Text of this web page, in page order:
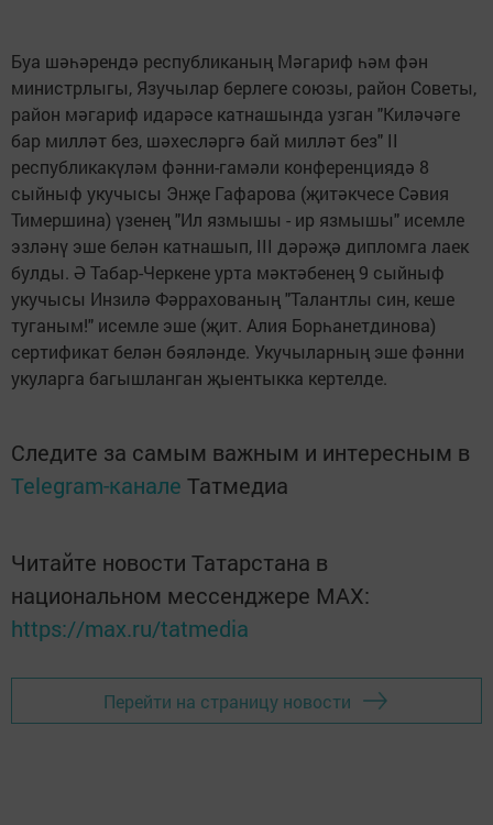
Буа шәһәрендә республиканың Мәгариф һәм фән
министрлыгы, Язучылар берлеге союзы, район Советы,
район мәгариф идарәсе катнашында узган "Киләчәге
бар милләт без, шәхесләргә бай милләт без" II
республикакүләм фәнни-гамәли конференциядә 8
сыйныф укучысы Энҗе Гафарова (җитәкчесе Сәвия
Тимершина) үзенең "Ил язмышы - ир язмышы" исемле
эзләнү эше белән катнашып, III дәрәҗә дипломга лаек
булды. Ә Табар-Черкене урта мәктәбенең 9 сыйныф
укучысы Инзилә Фәррахованың "Талантлы син, кеше
туганым!" исемле эше (җит. Алия Борһанетдинова)
сертификат белән бәяләнде. Укучыларның эше фәнни
укуларга багышланган җыентыкка кертелде.
Следите за самым важным и интересным в
Telegram-канале Татмедиа
Читайте новости Татарстана в
национальном мессенджере MАХ:
https://max.ru/tatmedia
Перейти на страницу новости